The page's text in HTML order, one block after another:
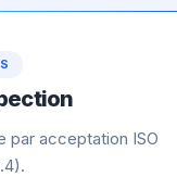
par acceptation ISO